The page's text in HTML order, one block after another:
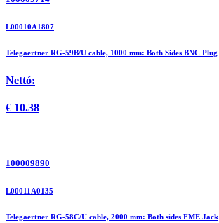
L00010A1807
Telegaertner RG-59B/U cable, 1000 mm: Both Sides BNC Plug
Nettó:
€ 10.38
100009890
L00011A0135
Telegaertner RG-58C/U cable, 2000 mm: Both sides FME Jack